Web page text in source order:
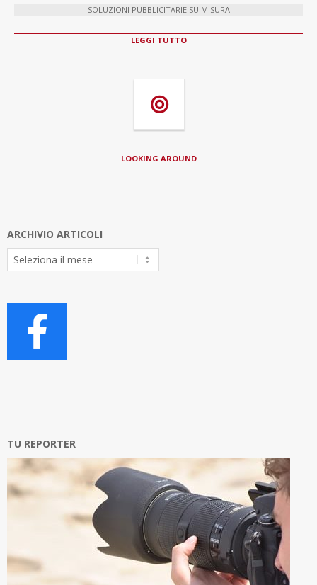
SOLUZIONI PUBBLICITARIE SU MISURA
LEGGI TUTTO
LOOKING AROUND
ARCHIVIO ARTICOLI
Archivio
Articoli
TU REPORTER